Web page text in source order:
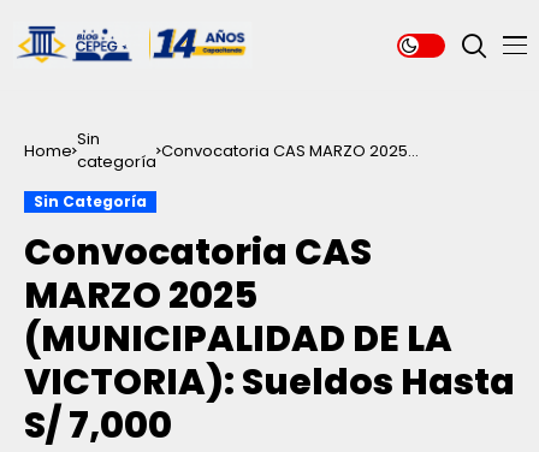
Home Sin
categoría Convocatoria CAS MARZO 2025
Sin Categoría
Convocatoria CAS
MARZO 2025
(MUNICIPALIDAD DE LA
VICTORIA): Sueldos Hasta
S/ 7,000